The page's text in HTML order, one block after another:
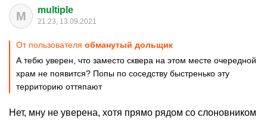
M multiple
21:23, 13.09.2021
От пользователя обманутый дольщик
А тебю уверен, что заместо сквера на этом месте очередной
храм не появится? Попы по соседству быстренько эту
территорию оттяпают
Нет, мну не уверена, хотя прямо рядом со слоновником